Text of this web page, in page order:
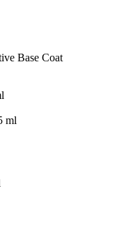
Base Coat
ml